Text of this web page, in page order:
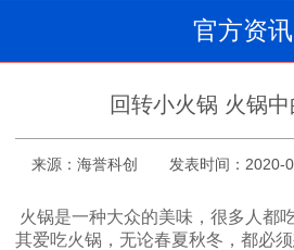
官方资讯
回转小火锅 火锅
来源：海誉科创 发表时间：2020-
火锅是一种大众的美味，很多人都
其爱吃火锅，无论春夏秋冬，都必